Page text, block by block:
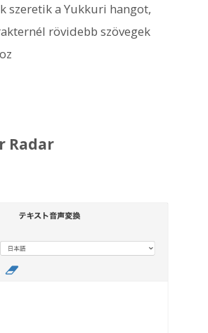
szeretik a Yukkuri hangot,
rövidebb szövegek
Radar